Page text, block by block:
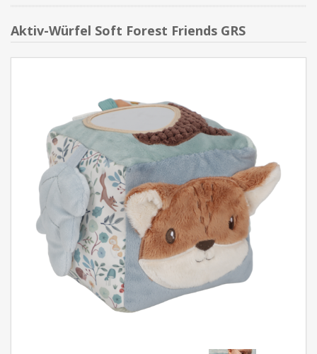
Aktiv-Würfel Soft Forest Friends GRS